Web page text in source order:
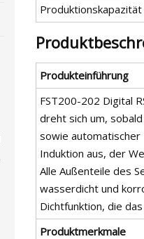
Produktionskapazität
Produkteinführung
FST200-202 Digital
dreht sich um,
sowie automatischer
Induktion aus, der
Alle Außenteile des
wasserdicht und
Dichtfunktion, die
Produktmerkmale